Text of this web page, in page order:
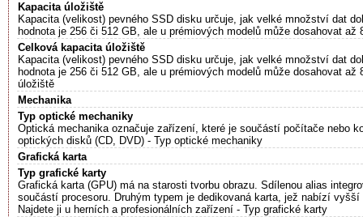
Kapacita úložiště
Kapacita (velikost) pevného SSD disku určuje, jak velké množství dat
hodnota je 256 či 512 GB, ale u prémiových modelů může dosahovat až
Celková kapacita úložiště
Kapacita (velikost) pevného SSD disku určuje, jak velké množství dat
hodnota je 256 či 512 GB, ale u prémiových modelů může dosahovat až
úložiště
Mechanika
Typ optické mechaniky
Optická mechanika označuje zařízení, které je součástí počítače nebo
optických disků (CD, DVD) - Typ optické mechaniky
Grafická karta
Typ grafické karty
Grafická karta (GPU) má na starosti tvorbu obrazu. Sdílenou alias
součástí procesoru. Druhým typem je dedikovaná karta, jež nabízí
Najdete ji u herních a profesionálních zařízení - Typ grafické karty